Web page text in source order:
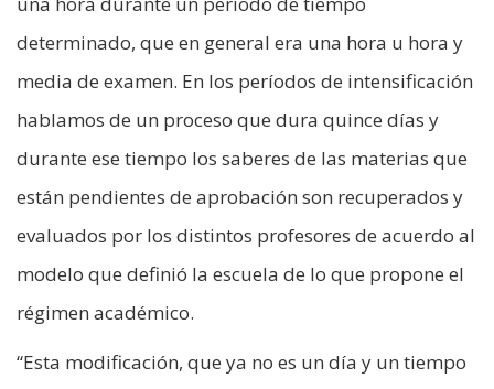
determinado, que en general era una hora u hora y
media de examen. En los períodos de intensificación
hablamos de un proceso que dura quince días y
durante ese tiempo los saberes de las materias que
están pendientes de aprobación son recuperados y
evaluados por los distintos profesores de acuerdo al
modelo que definió la escuela de lo que propone el
régimen académico.
“Esta modificación, que ya no es un día y un tiempo